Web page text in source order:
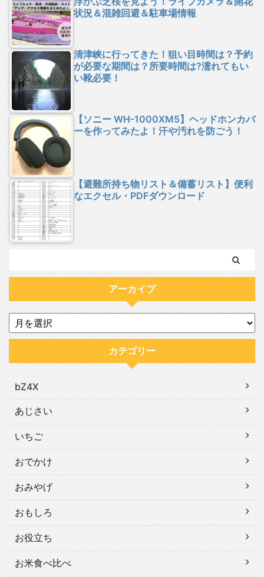
状況＆混雑回避＆駐車場情報
清津峡に行ってきた！狙い目時間は？予約
が必要な期間は？所要時間は?濡れてもい
い靴必要！
【ソニー WH-1000XM5】ヘッドホンカバ
ーを作ってみたよ！汗や汚れを防ごう！
【避難所持ち物リスト＆備蓄リスト】便利
なエクセル・PDFダウンロード
アーカイブ
カテゴリー
bZ4X
あじさい
いちご
おでかけ
おみやげ
おもしろ
お役立ち
お米食べ比べ